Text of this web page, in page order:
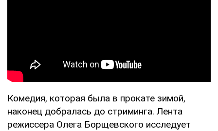
Комедия, которая была в прокате зимой,
наконец добралась до стриминга. Лента
режиссера Олега Борщевского исследует